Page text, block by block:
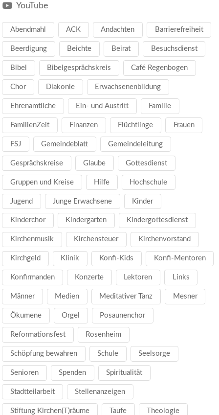
YouTube
Abendmahl ACK Andachten Barrierefreiheit
Beerdigung Beichte Beirat Besuchsdienst
Bibel Bibelgesprächskreis Café Regenbogen
Chor Diakonie Erwachsenenbildung
Ehrenamtliche Ein- und Austritt Familie
FamilienZeit Finanzen Flüchtlinge Frauen
FSJ Gemeindeblatt Gemeindeleitung
Gesprächskreise Glaube Gottesdienst
Gruppen und Kreise Hilfe Hochschule
Jugend Junge Erwachsene Kinder
Kinderchor Kindergarten Kindergottesdienst
Kirchenmusik Kirchensteuer Kirchenvorstand
Kirchgeld Klinik Konfi-Kids Konfi-Mentoren
Konfirmanden Konzerte Lektoren Links
Männer Medien Meditativer Tanz Mesner
Ökumene Orgel Posaunenchor
Reformationsfest Rosenheim
Schöpfung bewahren Schule Seelsorge
Senioren Spenden Spiritualität
Stadtteilarbeit Stellenanzeigen
Stiftung Kirchen(T)räume Taufe Theologie